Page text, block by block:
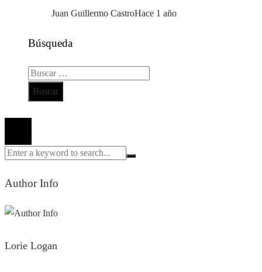
Juan Guillermo CastroHace 1 año
Búsqueda
Buscar:
Author Info
Lorie Logan